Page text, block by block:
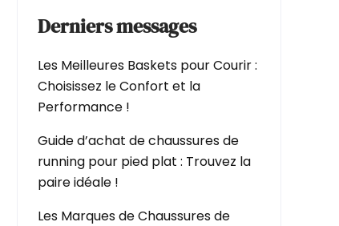
Derniers messages
Les Meilleures Baskets pour Courir :
Choisissez le Confort et la
Performance !
Guide d’achat de chaussures de
running pour pied plat : Trouvez la
paire idéale !
Les Marques de Chaussures de